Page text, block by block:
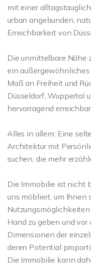
mit einer
urban angebunden,
Erreichbarkeit von
Die unmittelbare Nähe
ein
Maß an Freiheit und
Düsseldorf, Wuppertal
hervorragend
Alles in allem: Eine
Architektur mit
suchen, die mehr
Die Immobilie ist nicht
uns möbliert, um Ihnen
Hand zu geben und vor
Dimensionen der
deren Potential
Die Immobilie kann